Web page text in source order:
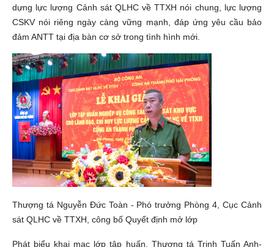
dựng lực lượng Cảnh sát QLHC về TTXH nói chung, lực lượng
CSKV nói riêng ngày càng vững mạnh, đáp ứng yêu cầu bảo
đảm ANTT tại địa bàn cơ sở trong tình hình mới.
Thượng tá Nguyễn Đức Toàn - Phó trưởng Phòng 4, Cục Cảnh
sát QLHC về TTXH, công bố Quyết định mở lớp
Phát biểu khai mạc lớp tập huấn, Thượng tá Trịnh Tuấn Anh-